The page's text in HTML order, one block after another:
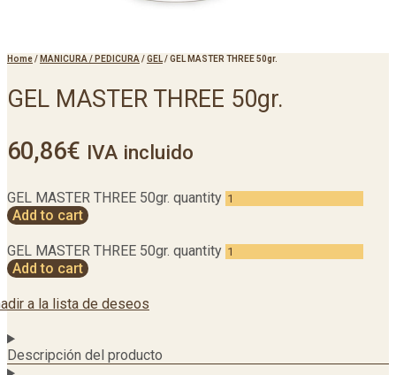
Home/ MANICURA / PEDICURA /GEL/GEL MASTER THREE 50gr.
GEL MASTER THREE 50gr.
60,86€ IVA incluido
GEL MASTER THREE 50gr. quantity
Add to cart
GEL MASTER THREE 50gr. quantity
Add to cart
a la lista de deseos
Descripción del producto